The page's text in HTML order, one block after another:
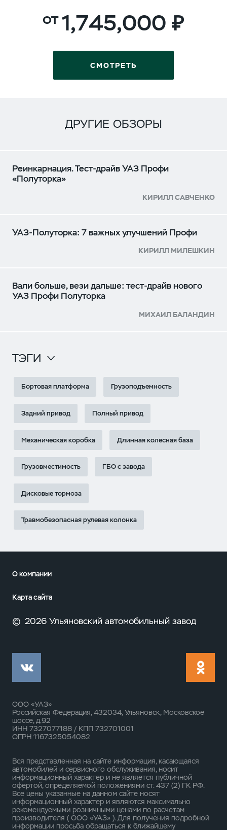
1,745,000
СМОТРЕТЬ
ДРУГИЕ ОБЗОРЫ
Реинкарнация. Тест-драйв УАЗ Профи
«Полуторка»
КИРИЛЛ САВЧЕНКО
УАЗ-Полуторка: 7 важных улучшений Профи
КИРИЛЛ МИЛЕШКИН
Вали больше, вези дальше: тест-драйв нового
УАЗ Профи Полуторка
МИХАИЛ БАЛАНДИН
ТЭГИ
Бортовая платформа Грузоподъемность
Задний привод Полный привод
Механическая коробка Длинная колесная база
Грузовместимость ГБО с завода
Дисковые тормоза
Травмобезопасная рулевая колонка
О компании
Карта сайта
© 2026 Ульяновский автомобильный завод
ООО «УАЗ»
Российская Федерация, 432034, Ульяновск, Московское
шоссе, д.92
ИНН 7327077188 / КПП 732701001
ОГРН 1167325054082
Вся представленная на сайте информация, касающаяся
автомобилей и сервисного обслуживания, носит
информационный характер и не является публичной
офертой, определяемой положениями ст. 437 (2) ГК РФ.
Все цены указанные на данном сайте носят
информационный характер и являются максимально
рекомендуемыми розничными ценами по расчетам
производителя ( ООО «УАЗ» ). Для получения подробной
информации просьба обращаться к ближайшему